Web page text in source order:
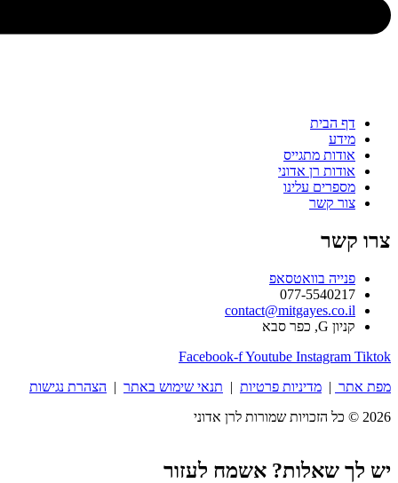
מתגייס
רן אדוני
עלינו
בוואטסאפ
077-
Facebook-fYoutube
|מדיניות פרטיות|תנאי שימוש באתר|הצהרת נגישות
אשמח לעזור